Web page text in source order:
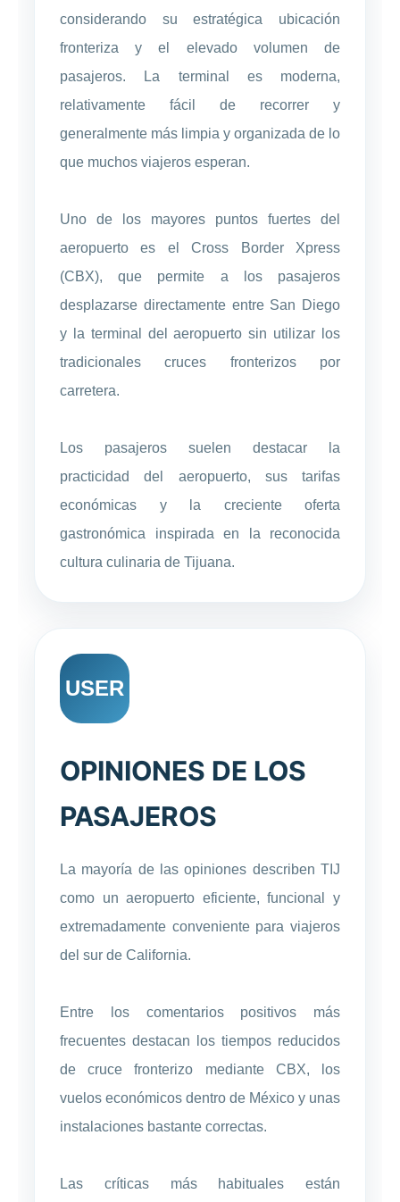
considerando su estratégica ubicación
fronteriza y el elevado volumen de
pasajeros. La terminal es moderna,
relativamente fácil de recorrer y
generalmente más limpia y organizada de lo
que muchos viajeros esperan.
Uno de los mayores puntos fuertes del
aeropuerto es el Cross Border Xpress
(CBX), que permite a los pasajeros
desplazarse directamente entre San Diego
y la terminal del aeropuerto sin utilizar los
tradicionales cruces fronterizos por
carretera.
Los pasajeros suelen destacar la
practicidad del aeropuerto, sus tarifas
económicas y la creciente oferta
gastronómica inspirada en la reconocida
cultura culinaria de Tijuana.
USER
OPINIONES DE LOS
PASAJEROS
La mayoría de las opiniones describen TIJ
como un aeropuerto eficiente, funcional y
extremadamente conveniente para viajeros
del sur de California.
Entre los comentarios positivos más
frecuentes destacan los tiempos reducidos
de cruce fronterizo mediante CBX, los
vuelos económicos dentro de México y unas
instalaciones bastante correctas.
Las críticas más habituales están